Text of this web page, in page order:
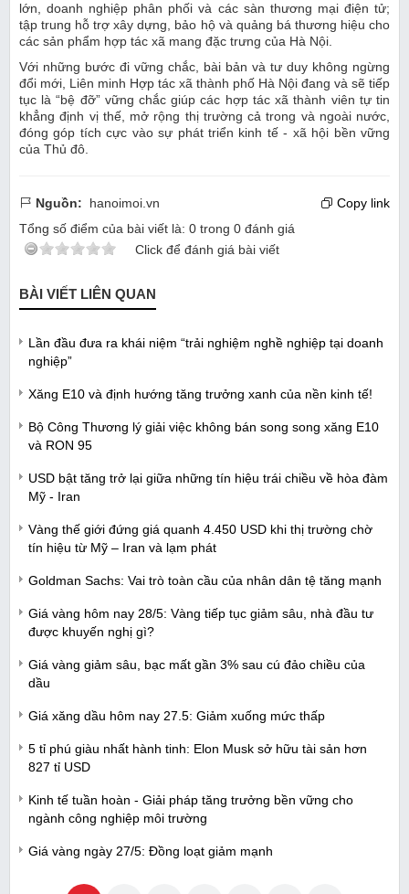
lớn, doanh nghiệp phân phối và các sàn thương mại điện tử;
tập trung hỗ trợ xây dựng, bảo hộ và quảng bá thương hiệu cho
các sản phẩm hợp tác xã mang đặc trưng của Hà Nội.
Với những bước đi vững chắc, bài bản và tư duy không ngừng
đổi mới, Liên minh Hợp tác xã thành phố Hà Nội đang và sẽ tiếp
tục là “bệ đỡ” vững chắc giúp các hợp tác xã thành viên tự tin
khẳng định vị thế, mở rộng thị trường cả trong và ngoài nước,
đóng góp tích cực vào sự phát triển kinh tế - xã hội bền vững
của Thủ đô.
Nguồn: hanoimoi.vn
Copy link
Tổng số điểm của bài viết là: 0 trong 0 đánh giá
Click để đánh giá bài viết
BÀI VIẾT LIÊN QUAN
Lần đầu đưa ra khái niệm “trải nghiệm nghề nghiệp tại doanh
nghiệp”
Xăng E10 và định hướng tăng trưởng xanh của nền kinh tế!
Bộ Công Thương lý giải việc không bán song song xăng E10
và RON 95
USD bật tăng trở lại giữa những tín hiệu trái chiều về hòa đàm
Mỹ - Iran
Vàng thế giới đứng giá quanh 4.450 USD khi thị trường chờ
tín hiệu từ Mỹ – Iran và lạm phát
Goldman Sachs: Vai trò toàn cầu của nhân dân tệ tăng mạnh
Giá vàng hôm nay 28/5: Vàng tiếp tục giảm sâu, nhà đầu tư
được khuyến nghị gì?
Giá vàng giảm sâu, bạc mất gần 3% sau cú đảo chiều của
dầu
Giá xăng dầu hôm nay 27.5: Giảm xuống mức thấp
5 tỉ phú giàu nhất hành tinh: Elon Musk sở hữu tài sản hơn
827 tỉ USD
Kinh tế tuần hoàn - Giải pháp tăng trưởng bền vững cho
ngành công nghiệp môi trường
Giá vàng ngày 27/5: Đồng loạt giảm mạnh